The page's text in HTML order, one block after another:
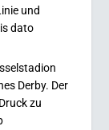
und
dato
Derby. Der
zu